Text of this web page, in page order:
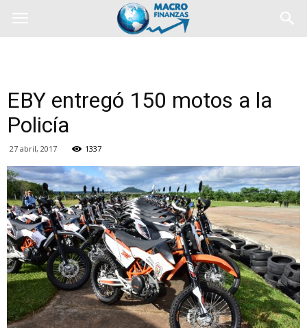
EBY entregó 150 motos a la
Policía
27 abril, 2017 1337